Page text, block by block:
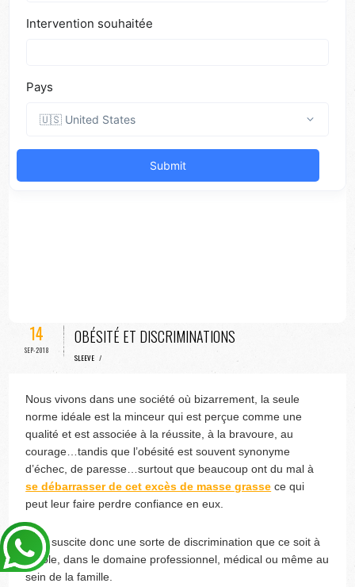
14
SEP-2018
OBÉSITÉ ET DISCRIMINATIONS
SLEEVE /
Nous vivons dans une société où bizarrement, la seule
norme idéale est la minceur qui est perçue comme une
qualité et est associée à la réussite, à la bravoure, au
courage…tandis que l’obésité est souvent synonyme
d’échec, de paresse…surtout que beaucoup ont du mal à
se débarrasser de cet excès de masse grasse ce qui
peut leur faire perdre confiance en eux.
Cela suscite donc une sorte de discrimination que ce soit à
l’école, dans le domaine professionnel, médical ou même au
sein de la famille.